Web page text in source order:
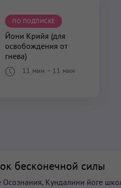
ПО ПОДПИСКЕ
Йони Крийя (для
освобождения от
гнева)
11 мин – 11 мин
бесконечной силы
Осознания, Кундалини йоге